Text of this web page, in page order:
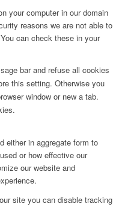
your computer in our domain
reasons we are not able to
can check these in your
bar and refuse all cookies
this setting. Otherwise you
window or new a tab.
either in aggregate form to
or how effective our
our website and
site you can disable tracking